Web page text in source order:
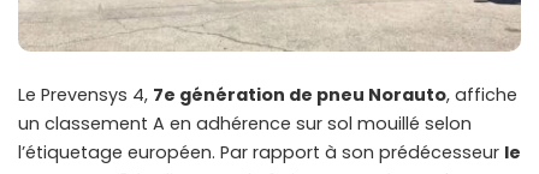
Le Prevensys 4, 7e génération de pneu Norauto, affiche
un classement A en adhérence sur sol mouillé selon
l’étiquetage européen. Par rapport à son prédécesseur le